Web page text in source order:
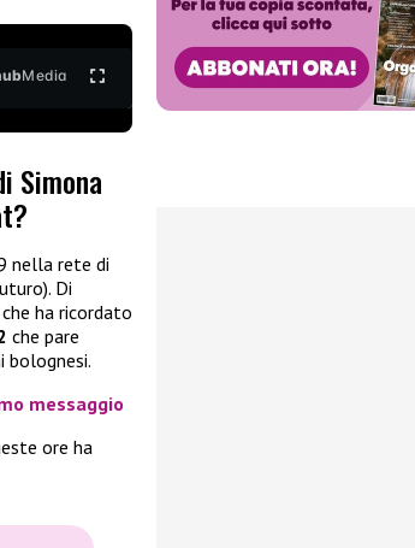
Media
Simona
nella rete di
Di
ha ricordato
che pare
bolognesi.
messaggio
ore ha